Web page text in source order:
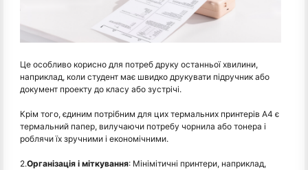
Це особливо корисно для потреб друку останньої хвилини,
наприклад, коли студент має швидко друкувати підручник або
документ проекту до класу або зустрічі.
Крім того, єдиним потрібним для цих термальних принтерів A4 є
термальний папер, вилучаючи потребу чорнила або тонера і
роблячи їх зручними і економічними.
2.Організація і міткування: Мінімітичні принтери, наприклад,